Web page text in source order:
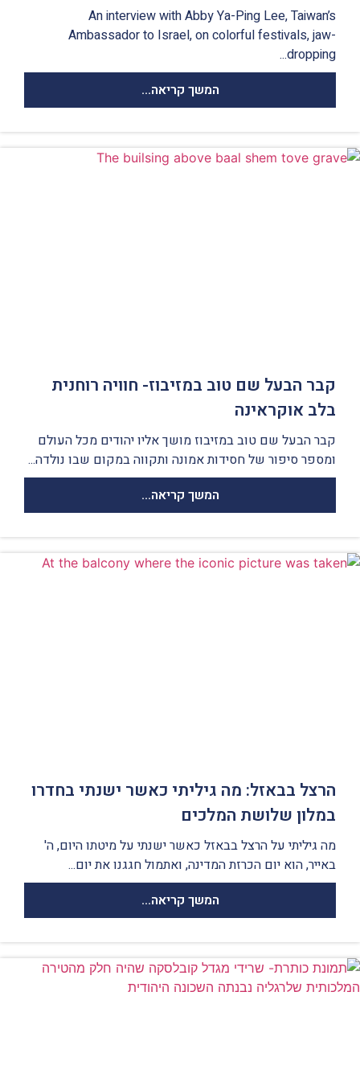
An interview with Abby Ya-Ping Lee, Taiwan’s
Ambassador to Israel, on colorful festivals, jaw-
dropping...
המשך קריאה...
קבר הבעל שם טוב במזיבוז- חוויה רוחנית
בלב אוקראינה
קבר הבעל שם טוב במזיבוז מושך אליו יהודים מכל העולם
ומספר סיפור של חסידות אמונה ותקווה במקום שבו נולדה...
המשך קריאה...
הרצל בבאזל: מה גיליתי כאשר ישנתי בחדרו
במלון שלושת המלכים
מה גיליתי על הרצל בבאזל כאשר ישנתי על מיטתו היום, ה'
באייר, הוא יום הכרזת המדינה, ואתמול חגגנו את יום...
המשך קריאה...